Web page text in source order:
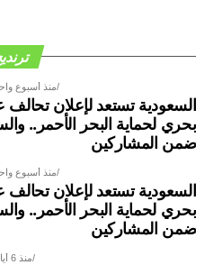
منذ أسبوع
السعودية تستعد لإعلان
بحري لحماية البحر الأحمر..
ضمن المشاركين
منذ أسبوع
السعودية تستعد لإعلان
بحري لحماية البحر الأحمر..
ضمن المشاركين
منذ 6 أيام